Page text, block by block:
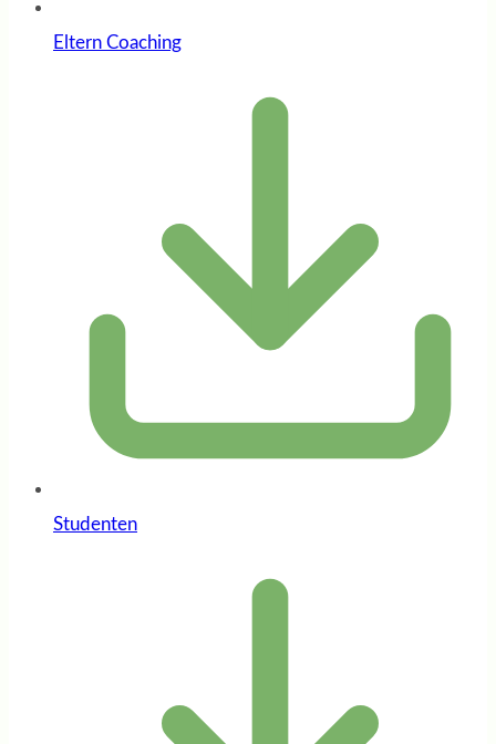
Eltern Coaching
Studenten